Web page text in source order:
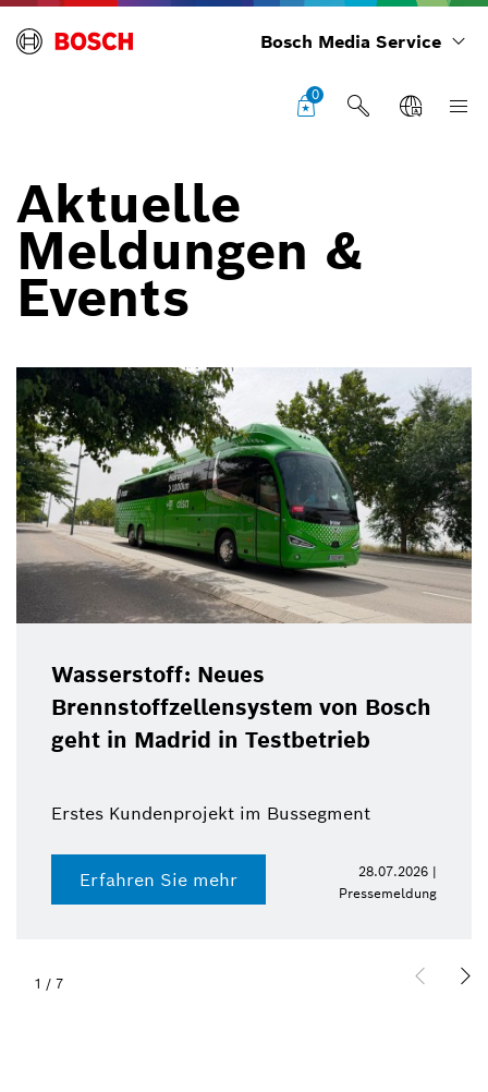
Bosch Media Service
0
Aktuelle
Meldungen &
Events
Wasserstoff: Neues
Brennstoffzellensystem von Bosch
geht in Madrid in Testbetrieb
Erstes Kundenprojekt im Bussegment
Erfahren Sie mehr
28.07.2026 |
Pressemeldung
1 / 7